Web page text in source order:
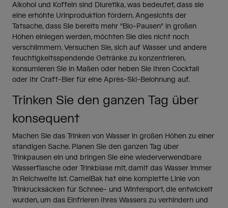
Alkohol und Koffein sind Diuretika, was bedeutet, dass sie
eine erhöhte Urinproduktion fördern. Angesichts der
Tatsache, dass Sie bereits mehr "Bio-Pausen" in großen
Höhen einlegen werden, möchten Sie dies nicht noch
verschlimmern. Versuchen Sie, sich auf Wasser und andere
feuchtigkeitsspendende Getränke zu konzentrieren,
konsumieren Sie in Maßen oder heben Sie Ihren Cocktail
oder Ihr Craft-Bier für eine Après-Ski-Belohnung auf.
Trinken Sie den ganzen Tag über
konsequent
Machen Sie das Trinken von Wasser in großen Höhen zu einer
ständigen Sache. Planen Sie den ganzen Tag über
Trinkpausen ein und bringen Sie eine wiederverwendbare
Wasserflasche oder Trinkblase mit, damit das Wasser immer
in Reichweite ist. CamelBak hat eine komplette Linie von
Trinkrucksäcken für Schnee- und Wintersport, die entwickelt
wurden, um das Einfrieren Ihres Wassers zu verhindern und